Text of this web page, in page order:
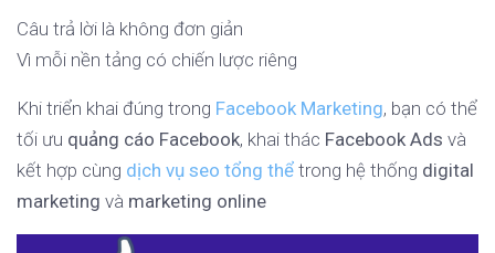
Câu trả lời là không đơn giản
Vì mỗi nền tảng có chiến lược riêng
Khi triển khai đúng trong Facebook Marketing, bạn có thể
tối ưu quảng cáo Facebook, khai thác Facebook Ads và
kết hợp cùng dịch vụ seo tổng thể trong hệ thống digital
marketing và marketing online